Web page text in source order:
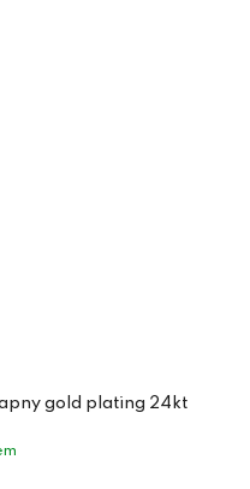
gold plating 24kt